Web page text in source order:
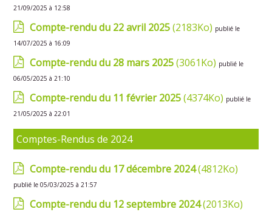
21/09/2025 à 12:58
Compte-rendu du 22 avril 2025(2183Ko) publié le
14/07/2025 à 16:09
Compte-rendu du 28 mars 2025(3061Ko) publié le
06/05/2025 à 21:10
Compte-rendu du 11 février 2025(4374Ko) publié le
21/05/2025 à 22:01
Comptes-Rendus de 2024
Compte-rendu du 17 décembre 2024(4812Ko)
publié le 05/03/2025 à 21:57
Compte-rendu du 12 septembre 2024(2013Ko)